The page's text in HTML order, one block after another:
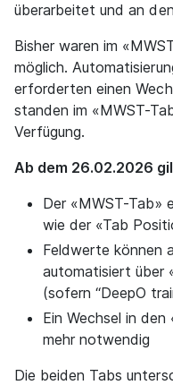
überarbeitet und an
Bisher waren im
möglich.
erforderten einen
standen im «MWST-
Verfügung.
Ab dem 26.02.2026
Der «MWST-Tab»
wie der «Tab
Feldwerte können
automatisiert über
(sofern “DeepO
Ein Wechsel in
mehr notwendig
Die beiden Tabs